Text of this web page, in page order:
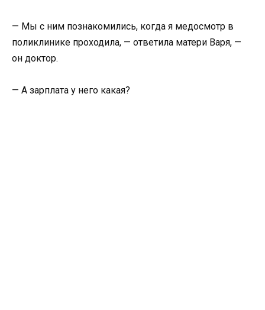
— Мы с ним познакомились, когда я медосмотр в
поликлинике проходила, — ответила матери Варя, —
он доктор.
— А зарплата у него какая?